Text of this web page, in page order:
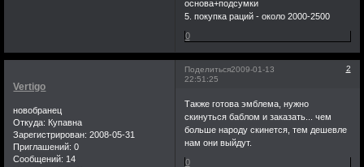
основа+подсумки
5. покупка раций - около 2000-2500
0
Поделиться 2
2009-01-13
22:51:25
Vertigo
новобранец
Откуда: Купавна
Зарегистрирован: 2008-05-31
Приглашений: 0
Сообщений: 14
Также готова эмблема, нужно
скинуться баблом и заказать... чем
больше народу скинется, тем дешевле
нам они выйдут.
0